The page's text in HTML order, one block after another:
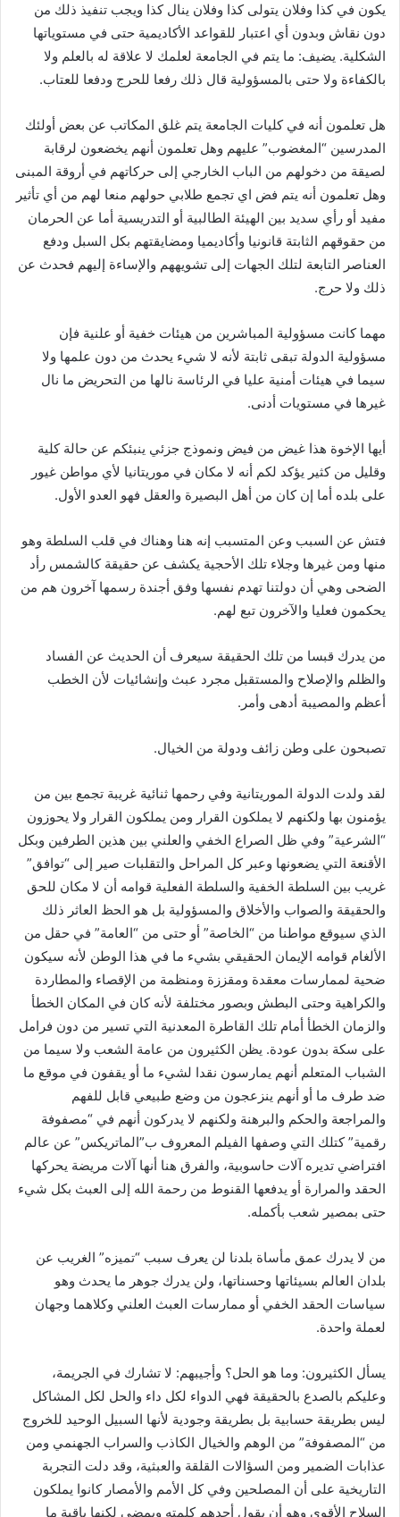
يكون في كذا وفلان يتولى كذا وفلان ينال كذا ويجب تنفيذ ذلك من
دون نقاش وبدون أي اعتبار للقواعد الأكاديمية حتى في مستوياتها
الشكلية. يضيف: ما يتم في الجامعة لعلمك لا علاقة له بالعلم ولا
بالكفاءة ولا حتى بالمسؤولية قال ذلك رفعا للحرج ودفعا للعتاب.
هل تعلمون أنه في كليات الجامعة يتم غلق المكاتب عن بعض أولئك
المدرسين “المغضوب” عليهم وهل تعلمون أنهم يخضعون لرقابة
لصيقة من دخولهم من الباب الخارجي إلى حركاتهم في أروقة المبنى
وهل تعلمون أنه يتم فض اي تجمع طلابي حولهم منعا لهم من أي تأثير
مفيد أو رأي سديد بين الهيئة الطالبية أو التدريسية أما عن الحرمان
من حقوقهم الثابتة قانونيا وأكاديميا ومضايقتهم بكل السبل ودفع
العناصر التابعة لتلك الجهات إلى تشويههم والإساءة إليهم فحدث عن
ذلك ولا حرج.
مهما كانت مسؤولية المباشرين من هيئات خفية أو علنية فإن
مسؤولية الدولة تبقى ثابتة لأنه لا شيء يحدث من دون علمها ولا
سيما في هيئات أمنية عليا في الرئاسة نالها من التحريض ما نال
غيرها في مستويات أدنى.
أيها الإخوة هذا غيض من فيض ونموذج جزئي ينبئكم عن حالة كلية
وقليل من كثير يؤكد لكم أنه لا مكان في موريتانيا لأي مواطن غيور
على بلده أما إن كان من أهل البصيرة والعقل فهو العدو الأول.
فتش عن السبب وعن المتسبب إنه هنا وهناك في قلب السلطة وهو
منها ومن غيرها وجلاء تلك الأحجية يكشف عن حقيقة كالشمس رأد
الضحى وهي أن دولتنا تهدم نفسها وفق أجندة رسمها آخرون هم من
يحكمون فعليا والآخرون تبع لهم.
من يدرك قبسا من تلك الحقيقة سيعرف أن الحديث عن الفساد
والظلم والإصلاح والمستقبل مجرد عبث وإنشائيات لأن الخطب
أعظم والمصيبة أدهى وأمر.
تصبحون على وطن زائف ودولة من الخيال.
لقد ولدت الدولة الموريتانية وفي رحمها ثنائية غريبة تجمع بين من
يؤمنون بها ولكنهم لا يملكون القرار ومن يملكون القرار ولا يحوزون
“الشرعية” وفي ظل الصراع الخفي والعلني بين هذين الطرفين وبكل
الأقنعة التي يضعونها وعبر كل المراحل والتقلبات صير إلى “توافق”
غريب بين السلطة الخفية والسلطة الفعلية قوامه أن لا مكان للحق
والحقيقة والصواب والأخلاق والمسؤولية بل هو الحظ العاثر ذلك
الذي سيوقع مواطنا من “الخاصة” أو حتى من “العامة” في حقل من
الألغام قوامه الإيمان الحقيقي بشيء ما في هذا الوطن لأنه سيكون
ضحية لممارسات معقدة ومقززة ومنظمة من الإقصاء والمطاردة
والكراهية وحتى البطش وبصور مختلفة لأنه كان في المكان الخطأ
والزمان الخطأ أمام تلك القاطرة المعدنية التي تسير من دون فرامل
على سكة بدون عودة. يظن الكثيرون من عامة الشعب ولا سيما من
الشباب المتعلم أنهم يمارسون نقدا لشيء ما أو يقفون في موقع ما
ضد طرف ما أو أنهم ينزعجون من وضع طبيعي قابل للفهم
والمراجعة والحكم والبرهنة ولكنهم لا يدركون أنهم في “مصفوفة
رقمية” كتلك التي وصفها الفيلم المعروف ب”الماتريكس” عن عالم
افتراضي تديره آلات حاسوبية، والفرق هنا أنها آلات مريضة يحركها
الحقد والمرارة أو يدفعها القنوط من رحمة الله إلى العبث بكل شيء
حتى بمصير شعب بأكمله.
من لا يدرك عمق مأساة بلدنا لن يعرف سبب “تميزه” الغريب عن
بلدان العالم بسيئاتها وحسناتها، ولن يدرك جوهر ما يحدث وهو
سياسات الحقد الخفي أو ممارسات العبث العلني وكلاهما وجهان
لعملة واحدة.
يسأل الكثيرون: وما هو الحل؟ وأجيبهم: لا تشارك في الجريمة،
وعليكم بالصدع بالحقيقة فهي الدواء لكل داء والحل لكل المشاكل
ليس بطريقة حسابية بل بطريقة وجودية لأنها السبيل الوحيد للخروج
من “المصفوفة” من الوهم والخيال الكاذب والسراب الجهنمي ومن
عذابات الضمير ومن السؤالات القلقة والعبثية، وقد دلت التجربة
التاريخية على أن المصلحين وفي كل الأمم والأمصار كانوا يملكون
السلاح الأقوى وهو أن يقول أحدهم كلمته ويمضي لكنها باقية ما